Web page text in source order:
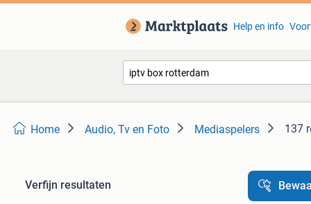
Help en info
Home Audio, Tv en Foto Mediaspelers 137
Verfijn resultaten